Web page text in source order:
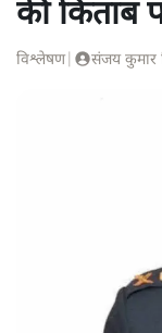
की किताब
विश्लेषण| संजय कुमार